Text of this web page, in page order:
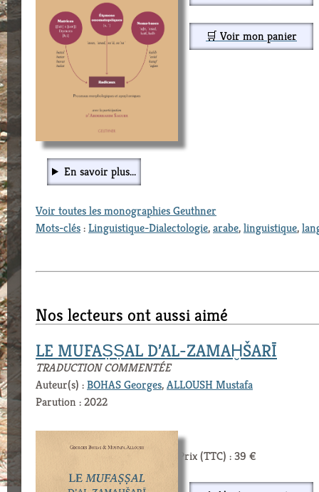
🛒 Voir mon panier
En savoir plus...
Voir toutes les monographies Geuthner
Mots-clés:Linguistique-Dialectologie,arabe,linguistique,
Nos lecteurs ont aussi aimé
LE MUFAṢṢAL D’AL-ZAMAḪŠARĪ
TRADUCTION COMMENTÉE
Auteur(s) :BOHAS Georges,ALLOUSH Mustafa
Parution : 2022
Prix (TTC) : 39 €